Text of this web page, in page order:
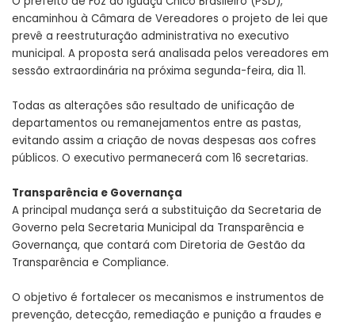
encaminhou à Câmara de Vereadores o projeto de lei que
prevê a reestruturação administrativa no executivo
municipal. A proposta será analisada pelos vereadores em
sessão extraordinária na próxima segunda-feira, dia 11.
Todas as alterações são resultado de unificação de
departamentos ou remanejamentos entre as pastas,
evitando assim a criação de novas despesas aos cofres
públicos. O executivo permanecerá com 16 secretarias.
Transparência e Governança
A principal mudança será a substituição da Secretaria de
Governo pela Secretaria Municipal da Transparência e
Governança, que contará com Diretoria de Gestão da
Transparência e Compliance.
O objetivo é fortalecer os mecanismos e instrumentos de
prevenção, detecção, remediação e punição a fraudes e